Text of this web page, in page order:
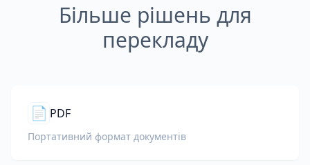
Більше рішень для
перекладу
📄 PDF
Портативний формат документів